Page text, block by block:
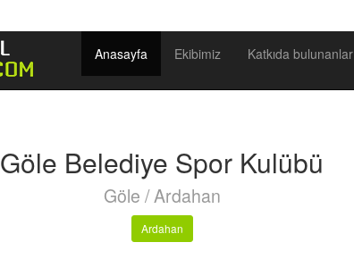
Anasayfa Ekibimiz Katkıda bulunanlar
Göle Belediye Spor Kulübü
Göle / Ardahan
Ardahan